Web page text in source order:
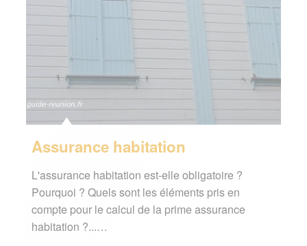
Assurance habitation
L'assurance habitation est-elle obligatoire ?
Pourquoi ? Quels sont les éléments pris en
compte pour le calcul de la prime assurance
habitation ?...…